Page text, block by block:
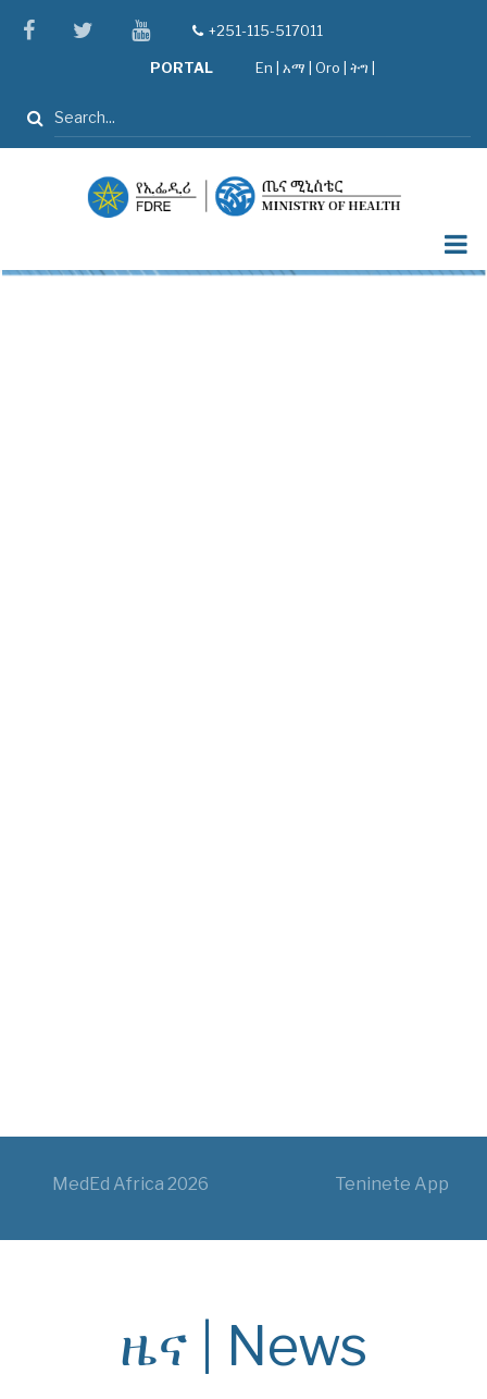
facebooktwitteryoutube
tel+251-115-517011
PORTAL En አማ Oro ትግ |
ፈልግ
MedEd Africa 2026 Teninete App
ዜና | News